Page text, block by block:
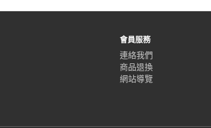
會員服務
連絡我們
商品退換
網站導覽